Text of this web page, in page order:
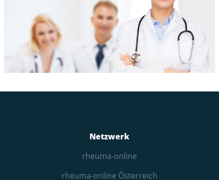
Netzwerk
rheuma-online
rheuma-online Österreich